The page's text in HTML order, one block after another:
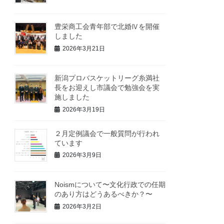
豊栄商工会青年部で北婚Ⅳを開催
しました
2026年3月21日
新潟プロバスケットリーグ糸満社
長をお迎えし市議会で勉強会を実
施しました
2026年3月19日
２月定例議会で一般質問が行われ
ています
2026年3月9日
Noismについて〜文化行政での任期
のあり方はどうあるべきか？〜
2026年3月2日